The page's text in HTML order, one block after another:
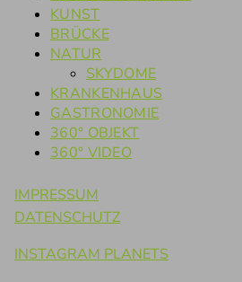
KUNST
BRÜCKE
NATUR
SKYDOME
KRANKENHAUS
GASTRONOMIE
360° OBJEKT
360° VIDEO
IMPRESSUM
DATENSCHUTZ
INSTAGRAM PLANETS